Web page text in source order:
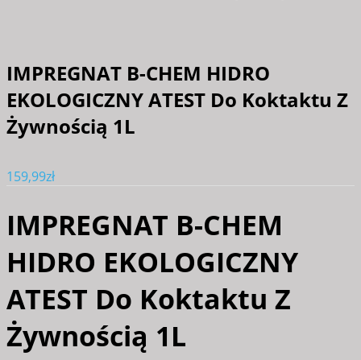
IMPREGNAT B-CHEM HIDRO
EKOLOGICZNY ATEST Do Koktaktu Z
Żywnością 1L
159,99zł
IMPREGNAT B-CHEM
HIDRO EKOLOGICZNY
ATEST Do Koktaktu Z
Żywnością 1L